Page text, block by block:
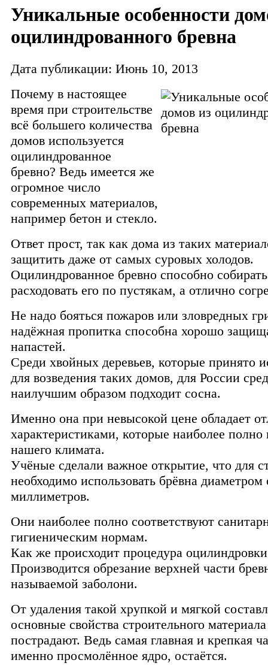
Уникальные особенности
оцилиндрованного бревна
Дата публикации: Июнь 10, 2013
Почему в настоящее
время при строительстве
всё большего количества
домов используется
оцилиндрованное
бревно? Ведь имеется же
огромное число
современных материалов,
например бетон и стекло.
Ответ прост, так как дома из таких
защитить даже от самых суровых холодов.
Оцилиндрованное бревно способно
расходовать его по пустякам, а отлично
Не надо бояться пожаров или зловредных
надёжная пропитка способна хорошо
напастей.
Среди хвойных деревьев, которые принято
для возведения таких домов, для России
наилучшим образом подходит сосна.
Именно она при невысокой цене обладает
характеристиками, которые наиболее полно
нашего климата.
Учёные сделали важное открытие, что для
необходимо использовать брёвна диаметром
миллиметров.
Они наиболее полно соответствуют
гигиеническим нормам.
Как же происходит процедура
Производится обрезание верхней части
называемой заболони.
От удаления такой хрупкой и мягкой
основные свойства строительного
пострадают. Ведь самая главная и крепкая
именно просмолённое ядро, остаётся.